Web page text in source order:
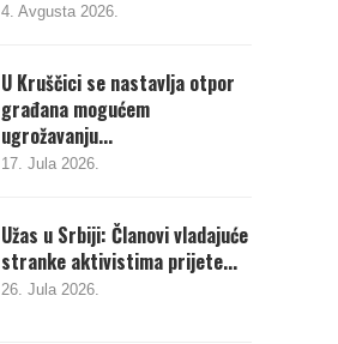
4. Avgusta 2026.
U Kruščici se nastavlja otpor
građana mogućem
ugrožavanju...
17. Jula 2026.
Užas u Srbiji: Članovi vladajuće
stranke aktivistima prijete...
26. Jula 2026.